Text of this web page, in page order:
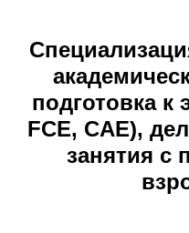
подготовка к
FCE, CAE),
занятия с